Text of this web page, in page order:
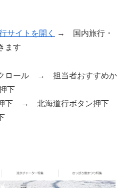
サイトを開く
→ 国内旅行・
ます
ロール → 担当者おすすめか
下
下 → 北海道行ボタン押下